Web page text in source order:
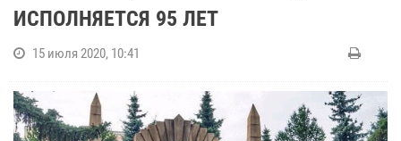
ИСПОЛНЯЕТСЯ 95 ЛЕТ
15 июля 2020, 10:41